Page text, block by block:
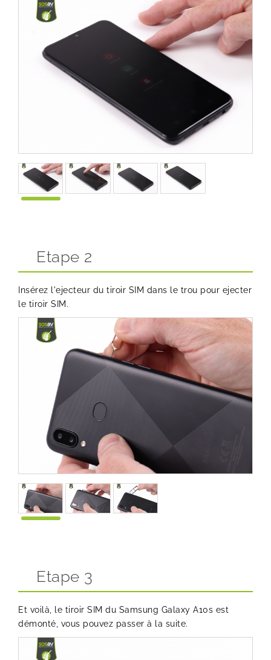
Etape 2
Insérez l'ejecteur du tiroir SIM dans le trou pour ejecter
le tiroir SIM.
Etape 3
Et voilà, le tiroir SIM du Samsung Galaxy A10s est
démonté, vous pouvez passer à la suite.